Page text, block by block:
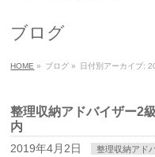
ブログ
HOME » ブログ » 日付別アーカイブ:
整理収納アドバイザー2
内
2019年4月2日
整理収納アド